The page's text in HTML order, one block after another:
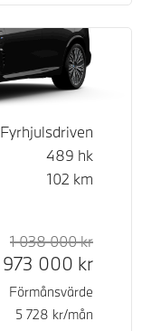
Fyrhjulsdriven
489 hk
102 km
Rek. ord
1 038 000kr
973 000 kr
Förmånsvärde
5 728 kr/mån